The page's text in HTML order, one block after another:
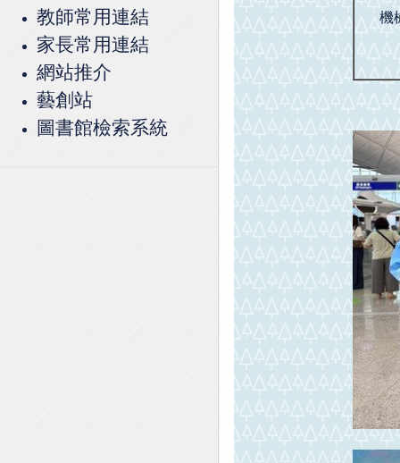
教師常用連結
家長常用連結
網站推介
藝創站
圖書館檢索系統
機